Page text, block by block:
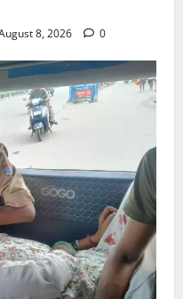
8, 2026 0